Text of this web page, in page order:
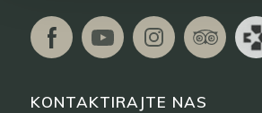
KONTAKTIRAJTE NAS